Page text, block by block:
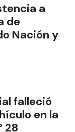
a
de
Nación y
falleció
en la
28